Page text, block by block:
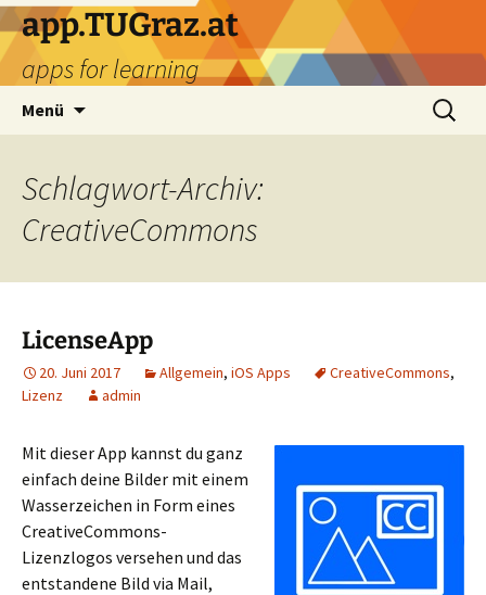
Zum
Inhalt
springen
app.TUGraz.at
apps for learning
Menü
Suchen
nach:
Schlagwort-Archiv:
CreativeCommons
LicenseApp
20. Juni 2017 Allgemein, iOS Apps CreativeCommons,
Lizenz
admin
Mit dieser App kannst du ganz
einfach deine Bilder mit einem
Wasserzeichen in Form eines
CreativeCommons-
Lizenzlogos versehen und das
entstandene Bild via Mail,